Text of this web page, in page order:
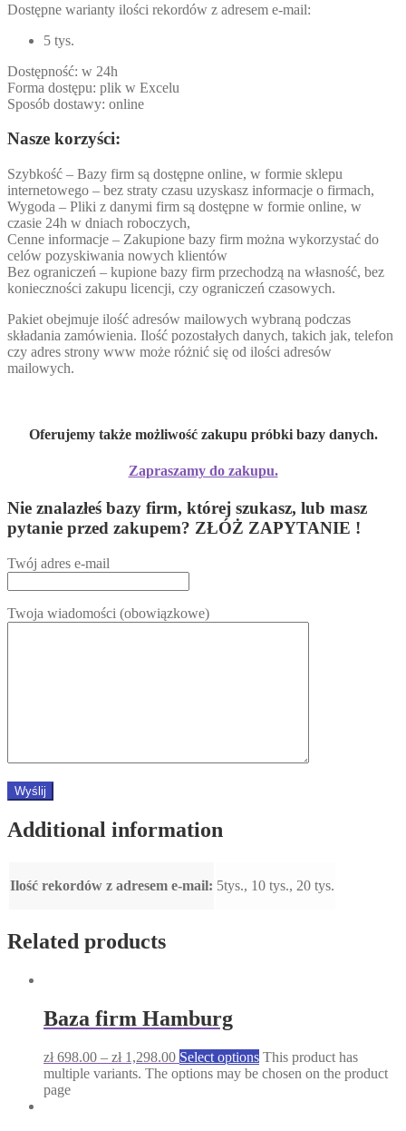
Dostępne warianty ilości rekordów z adresem e-mail:
5 tys.
Dostępność: w 24h
Forma dostępu: plik w Excelu
Sposób dostawy: online
Nasze korzyści:
Szybkość – Bazy firm są dostępne online, w formie sklepu
internetowego – bez straty czasu uzyskasz informacje o firmach,
Wygoda – Pliki z danymi firm są dostępne w formie online, w
czasie 24h w dniach roboczych,
Cenne informacje – Zakupione bazy firm można wykorzystać do
celów pozyskiwania nowych klientów
Bez ograniczeń – kupione bazy firm przechodzą na własność, bez
konieczności zakupu licencji, czy ograniczeń czasowych.
Pakiet obejmuje ilość adresów mailowych wybraną podczas
składania zamówienia. Ilość pozostałych danych, takich jak, telefon
czy adres strony www może różnić się od ilości adresów
mailowych.
Oferujemy także możliwość zakupu próbki bazy danych.
Zapraszamy do zakupu.
Nie znalazłeś bazy firm, której szukasz, lub masz
pytanie przed zakupem? ZŁÓŻ ZAPYTANIE !
Twój adres e-mail
Twoja wiadomości (obowiązkowe)
Additional information
Ilość rekordów z adresem e-mail: 5tys., 10 tys., 20 tys.
Related products
Baza firm Hamburg
zł698.00 – zł1,298.00 Select options This product has
multiple variants. The options may be chosen on the product
page